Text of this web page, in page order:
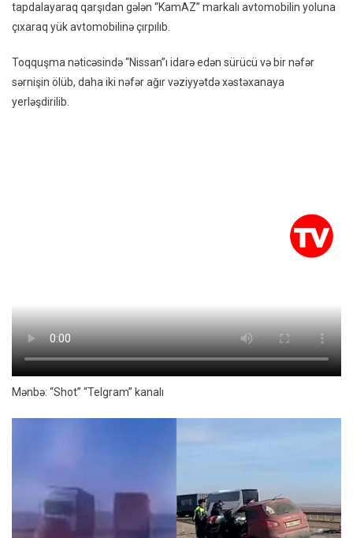
tapdalayaraq qarşıdan gələn “KamAZ” markalı avtomobilin yoluna
çıxaraq yük avtomobilinə çırpılıb.
Toqquşma nəticəsində “Nissan”ı idarə edən sürücü və bir nəfər
sərnişin ölüb, daha iki nəfər ağır vəziyyətdə xəstəxanaya
yerləşdirilib.
Mənbə: “Shot” “Telgram” kanalı